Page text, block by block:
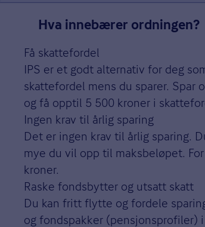
Hva innebærer ordningen?
Få skattefordel
IPS er et godt alternativ for deg
skattefordel mens du sparer. Spar
og få opptil 5 500 kroner i
Ingen krav til årlig sparing
Det er ingen krav til årlig sparing.
mye du vil opp til maksbeløpet.
kroner.
Raske fondsbytter og utsatt skatt
Du kan fritt flytte og fordele
og fondspakker (pensjonsprofiler)